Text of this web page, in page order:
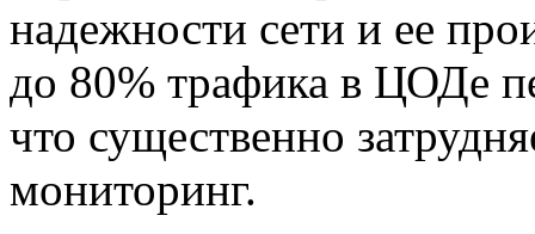
надежности сети и ее
до 80% трафика в ЦОДе
что существенно
мониторинг.